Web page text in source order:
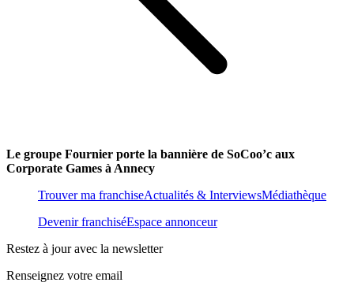
Le groupe Fournier porte la bannière de SoCoo’c aux
Corporate Games à Annecy
Trouver ma franchiseActualités & InterviewsMédiathèque
Devenir franchiséEspace annonceur
Restez à jour avec la newsletter
Renseignez votre email